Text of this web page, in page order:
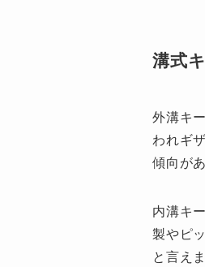
溝式
外溝キ
われギ
傾向が
内溝キ
製やピ
と言え